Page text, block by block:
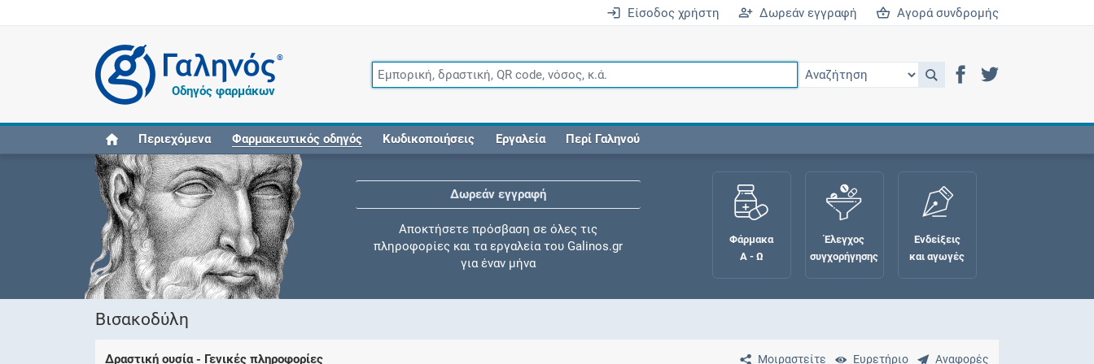
Είσοδος χρήστη Δωρεάν εγγραφή Αγορά συνδρομής
®
Οδηγός φαρμάκων
Περιεχόμενα Φαρμακευτικός οδηγός Κωδικοποιήσεις Εργαλεία Περί Γαληνού
Δωρεάν εγγραφή
Αποκτήσετε πρόσβαση σε όλες τις
πληροφορίες και τα εργαλεία του Galinos.gr
για έναν μήνα
Φάρμακα
Α - Ω
Έλεγχος
συγχορήγησης
Ενδείξεις
και αγωγές
Βισακοδύλη
Μοιραστείτε Ευρετήριο Αναφορές
Δραστική ουσία - Γενικές πληροφορίες